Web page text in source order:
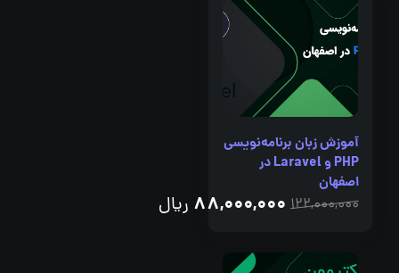
آموزش زبان برنامه‌نویسی
PHP و Laravel در
اصفهان
ریال 88,000,000 122,000,000